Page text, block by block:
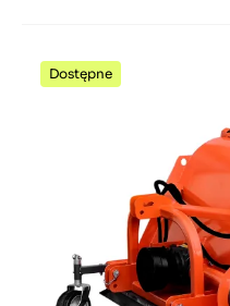
Dostępne